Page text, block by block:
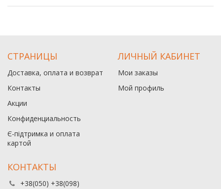
СТРАНИЦЫ
Доставка, оплата и возврат
Контакты
Акции
Конфиденциальность
Є-підтримка и оплата
картой
ЛИЧНЫЙ КАБИНЕТ
Мои заказы
Мой профиль
КОНТАКТЫ
+38(050) +38(098)